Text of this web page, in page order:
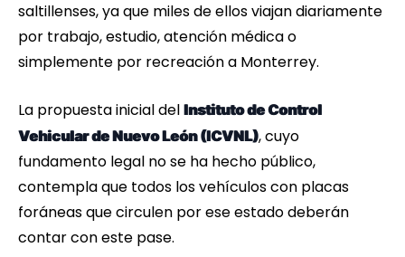
saltillenses, ya que miles de ellos viajan diariamente
por trabajo, estudio, atención médica o
simplemente por recreación a Monterrey.
La propuesta inicial del Instituto de Control
Vehicular de Nuevo León (ICVNL), cuyo
fundamento legal no se ha hecho público,
contempla que todos los vehículos con placas
foráneas que circulen por ese estado deberán
contar con este pase.